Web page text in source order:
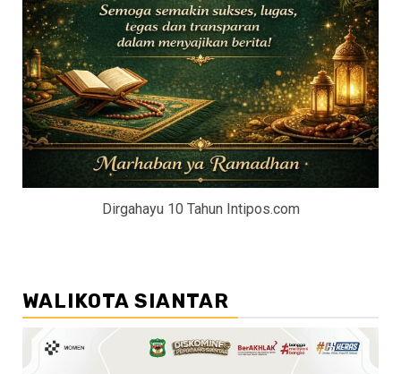
Dirgahayu 10 Tahun Intipos.com
WALIKOTA SIANTAR